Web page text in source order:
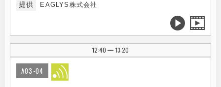
提供 EAGLYS株式会社
12:40 | 13:20
A03-04